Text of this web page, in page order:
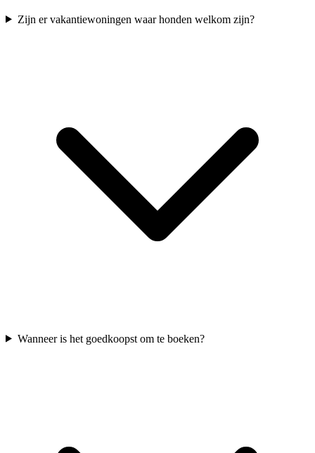
Zijn er vakantiewoningen waar honden welkom zijn?
Wanneer is het goedkoopst om te boeken?